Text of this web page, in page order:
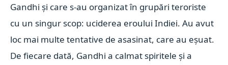
Gandhi şi care s-au organizat în grupări teroriste
cu un singur scop: uciderea eroului Indiei. Au avut
loc mai multe tentative de asasinat, care au eşuat.
De fiecare dată, Gandhi a calmat spiritele şi a